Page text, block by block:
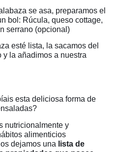
se asa, preparamos el
bol: Rúcula, queso cottage,
serrano (opcional)
esté lista, la sacamos del
y la añadimos a nuestra
esta deliciosa forma de
nutricionalmente y
alimenticios
dejamos una lista de